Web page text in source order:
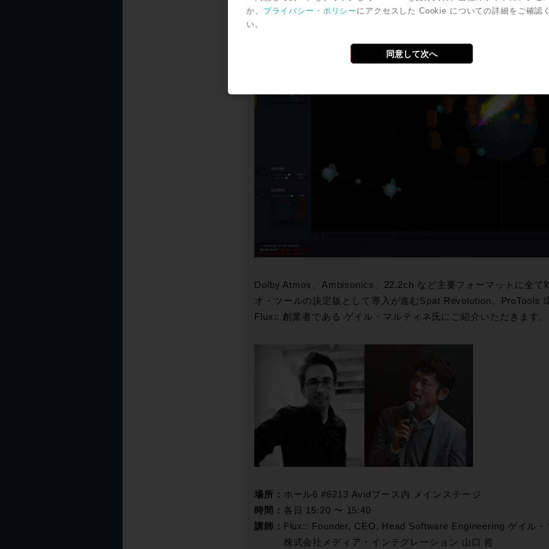
Dolby Atmos、Ambisonics、22.2ch など主要フォーマットに全て
オ・ツールの決定版として導入が進むSpat Revolution。ProTools
Flux:: 創業者である ゲイル・マルティネ氏にご紹介いただきます。
場所： ホール6 #6213 Avidブース内 メインステージ
時間： 各日 15:20 〜 15:40
講師：
Flux:: Founder, CEO, Head Software Engineering ゲイル・
株式会社メディア・インテグレーション 山口 哲
か、 プライバシー・ポリシー にアクセスした Cookie についての詳細をご確認
い。
同意して次へ